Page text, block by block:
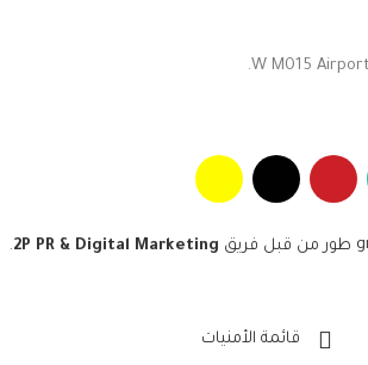
W M015
طور من قبل فريق 2P PR & Digital Marketing
.
قائمة الأمنيات